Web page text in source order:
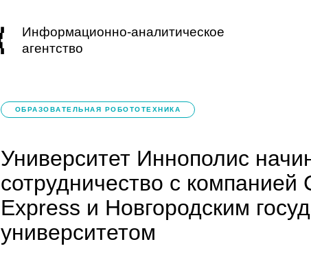
Информационно-аналитическое
агентство
ОБРАЗОВАТЕЛЬНАЯ РОБОТОТЕХНИКА
Университет Иннополис
сотрудничество с компанией
Express и Новгородским
университетом